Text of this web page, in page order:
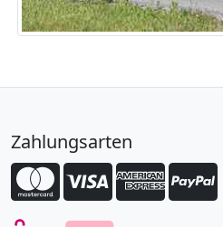
Zahlungsarten